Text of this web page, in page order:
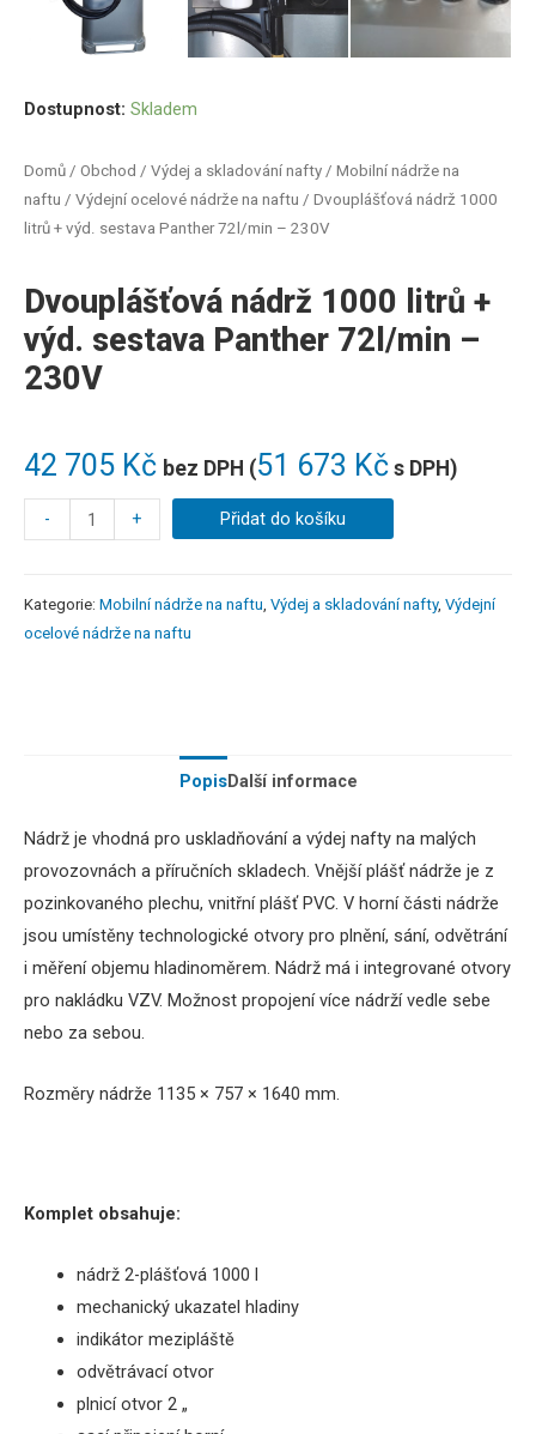
Domů / Obchod / Výdej a skladování nafty / Mobilní nádrže na
naftu / Výdejní ocelové nádrže na naftu / Dvouplášťová nádrž 1000
litrů + výd. sestava Panther 72l/min – 230V
Dvouplášťová nádrž 1000 litrů +
výd. sestava Panther 72l/min –
230V
42 705 Kč bez DPH (51 673 Kč s DPH)
Dostupnost: Skladem
- + Přidat do košíku
Kategorie: Mobilní nádrže na naftu Výdej a skladování nafty, Výdejní
ocelové nádrže na naftu
PopisDalší informace
Nádrž je vhodná pro uskladňovánía výdej nafty na malých
provozovnách a příručních skladech. Vnější plášť nádrže je z
pozinkovaného plechu, vnitřní plášť PVC. V horní části nádrže
jsou umístěny technologické otvory pro plnění, sání, odvětrání
i měření objemu hladinoměrem. Nádrž má i integrované otvory
pro nakládku VZV. Možnost propojení více nádrží vedle sebe
nebo za sebou.
Rozměry nádrže 1135 × 757 × 1640 mm.
Komplet obsahuje:
nádrž 2-plášťová 1000 l
mechanický ukazatel hladiny
indikátor mezipláště
odvětrávací otvor
plnicí otvor 2 „